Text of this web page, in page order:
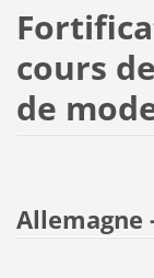
cours
de
Allemagne